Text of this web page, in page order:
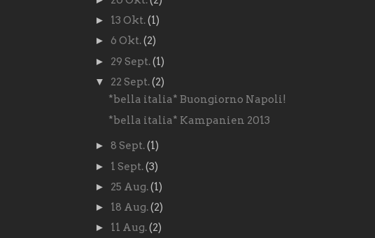
► 13 Okt.(1)
► 6 Okt.(2)
► 29 Sept.(1)
▼ 22 Sept.(2)
*bella italia* Buongiorno Napoli!
*bella italia* Kampanien 2013
► 8 Sept.(1)
► 1 Sept.(3)
► 25 Aug.(1)
► 18 Aug.(2)
► 11 Aug.(2)